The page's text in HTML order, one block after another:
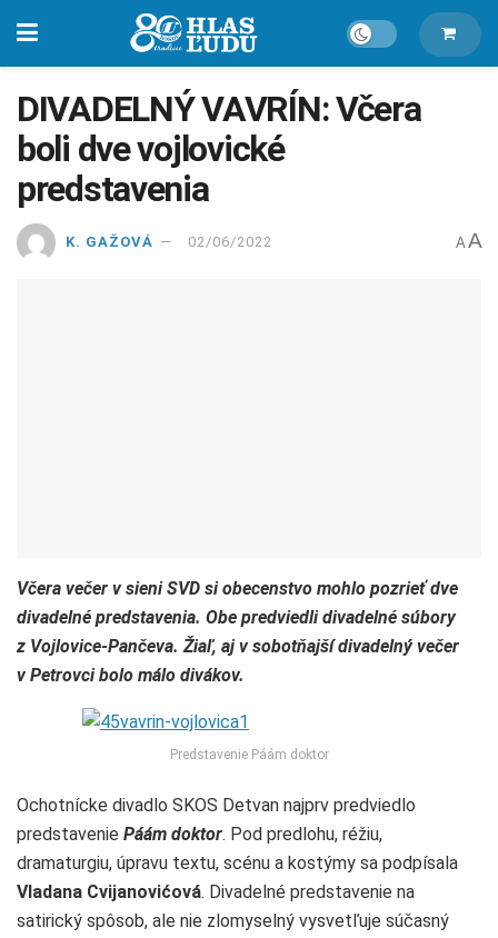
DIVADELNÝ VAVRÍN: Včera
boli dve vojlovické
predstavenia
K. GAŽOVÁ 02/06/2022 A A
Včera večer v sieni SVD si obecenstvo mohlo pozrieť dve
divadelné predstavenia. Obe predviedli divadelné súbory
z Vojlovice-Pančeva. Žiaľ, aj v sobotňajší divadelný večer
v Petrovci bolo málo divákov.
Predstavenie Páám doktor
Ochotnícke divadlo SKOS Detvan najprv predviedlo
predstavenie Páám doktor. Pod predlohu, réžiu,
dramaturgiu, úpravu textu, scénu a kostýmy sa podpísala
Vladana Cvijanovićová. Divadelné predstavenie na
satirický spôsob, ale nie zlomyselný vysvetľuje súčasný